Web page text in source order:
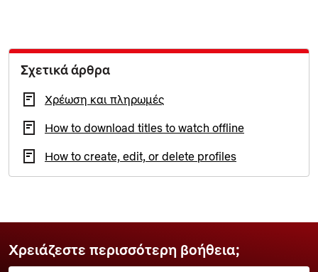
Σχετικά άρθρα
Χρέωση και πληρωμές
How to download titles to watch offline
How to create, edit, or delete profiles
Χρειάζεστε περισσότερη βοήθεια;